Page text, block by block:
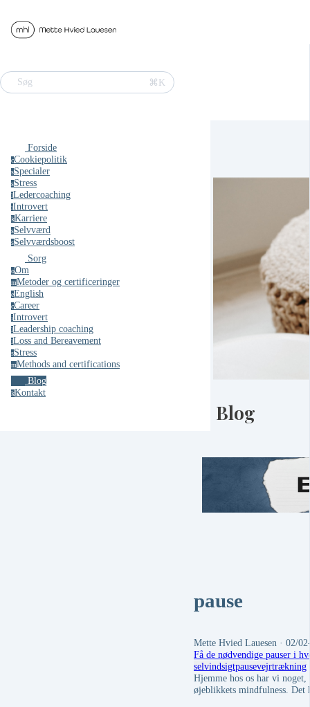
Søg ⌘K
Forside
cCookiepolitik
sSpecialer
sStress
lLedercoaching
iIntrovert
kKarriere
sSelvværd
sSelvværdsboost
Sorg
oOm
mMetoder og certificeringer
eEnglish
cCareer
iIntrovert
lLeadership coaching
lLoss and Bereavement
sStress
mMethods and certifications
Blog
kKontakt
Blog
pause
Mette Hvied Lauesen · 02/
Få de nødvendige pauser i
selvindsigtpausevejrtrækning
Hjemme hos os har vi
øjeblikkets mindfulness.